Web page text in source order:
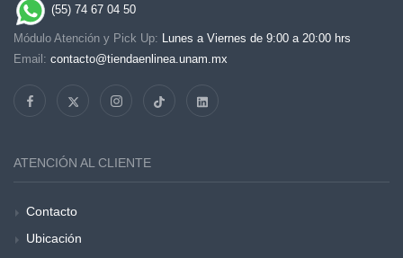
(55) 74 67 04 50
Módulo Atención y Pick Up: Lunes a Viernes de 9:00 a 20:00 hrs
Email: contacto@tiendaenlinea.unam.mx
ATENCIÓN AL CLIENTE
Contacto
Ubicación